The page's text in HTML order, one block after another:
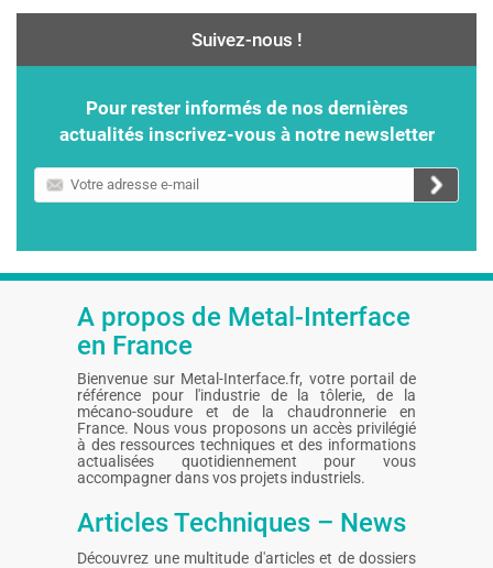
Suivez-nous !
Pour rester informés de nos dernières
actualités inscrivez-vous à notre newsletter
Votre
adresse
A propos de Metal-Interface
en France
Bienvenue sur Metal-Interface.fr, votre portail de
référence pour l'industrie de la tôlerie, de la
mécano-soudure et de la chaudronnerie en
France. Nous vous proposons un accès privilégié
à des ressources techniques et des informations
actualisées quotidiennement pour vous
accompagner dans vos projets industriels.
Articles Techniques – News
Découvrez une multitude d'articles et de dossiers